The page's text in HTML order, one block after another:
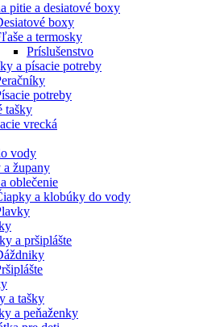
pitie a desiatové boxy
boxy
a termosky
Príslušenstvo
a písacie potreby
potreby
tašky
vrecká
vody
a župany
oblečenie
a klobúky do vody
a pršiplášte
a tašky
a peňaženky